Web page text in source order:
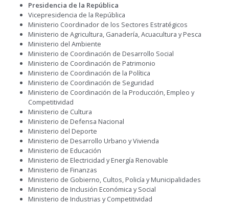
Presidencia de la República
Vicepresidencia de la República
Ministerio Coordinador de los Sectores Estratégicos
Ministerio de Agricultura, Ganadería, Acuacultura y Pesca
Ministerio del Ambiente
Ministerio de Coordinación de Desarrollo Social
Ministerio de Coordinación de Patrimonio
Ministerio de Coordinación de la Política
Ministerio de Coordinación de Seguridad
Ministerio de Coordinación de la Producción, Empleo y
Competitividad
Ministerio de Cultura
Ministerio de Defensa Nacional
Ministerio del Deporte
Ministerio de Desarrollo Urbano y Vivienda
Ministerio de Educación
Ministerio de Electricidad y Energía Renovable
Ministerio de Finanzas
Ministerio de Gobierno, Cultos, Policía y Municipalidades
Ministerio de Inclusión Económica y Social
Ministerio de Industrias y Competitividad